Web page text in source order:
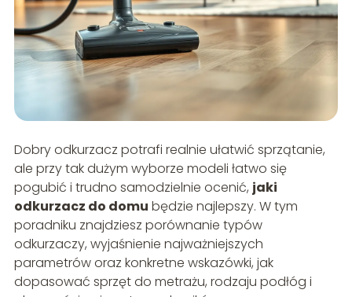
Dobry odkurzacz potrafi realnie ułatwić sprzątanie,
ale przy tak dużym wyborze modeli łatwo się
pogubić i trudno samodzielnie ocenić, jaki
odkurzacz do domu będzie najlepszy. W tym
poradniku znajdziesz porównanie typów
odkurzaczy, wyjaśnienie najważniejszych
parametrów oraz konkretne wskazówki, jak
dopasować sprzęt do metrażu, rodzaju podłóg i